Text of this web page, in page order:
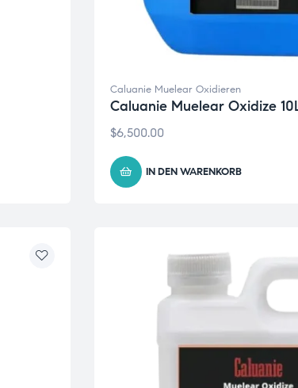
Caluanie Muelear Oxidieren
Caluanie Muelear Oxidize
$6,500.00
IN DEN WARENKORB